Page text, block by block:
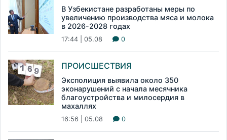
В Узбекистане разработаны меры по
увеличению производства мяса и молока
в 2026-2028 годах
17:44 | 05.08 0
ПРОИСШЕСТВИЯ
Эксполиция выявила около 350
эконарушений с начала месячника
благоустройства и милосердия в
махаллях
16:56 | 05.08 0